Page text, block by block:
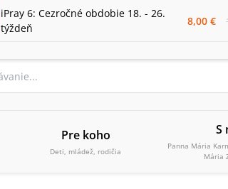
iPray 6: Cezročné obdobie 18. - 26.
týždeň
8,00 €
Pre koho
Deti, mládež, rodičia
S
Panna Mária
Mária